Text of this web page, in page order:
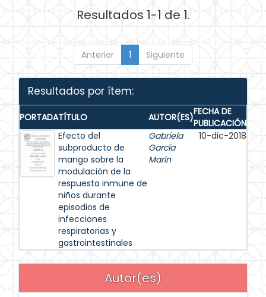
Resultados 1-1 de 1.
Anterior 1 Siguiente
Resultados por ítem:
PORTADATÍTULO AUTOR(ES)FECHA DE
PUBLICACIÓN
Efecto del
subproducto de
mango sobre la
modulación de la
respuesta inmune de
niños durante
episodios de
infecciones
respiratorias y
gastrointestinales
Gabriela
García
Marín
10-dic-2018
Autor(es)